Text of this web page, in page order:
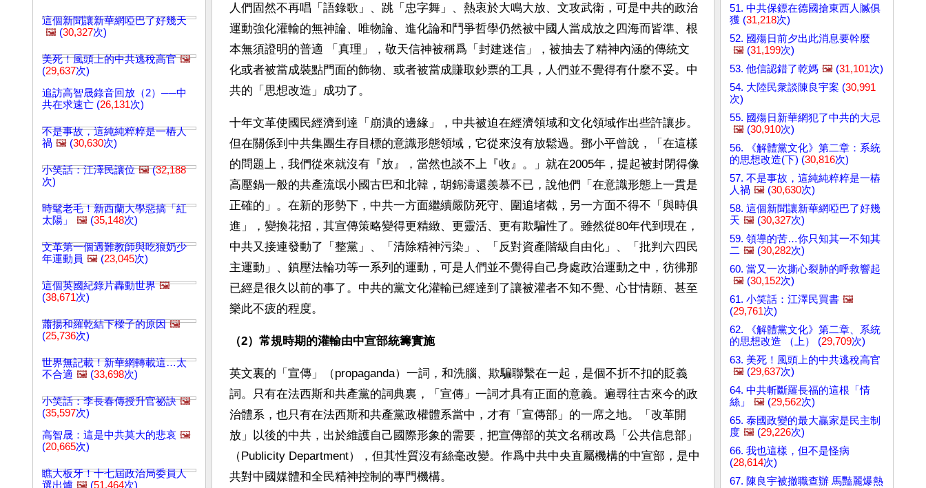
這個新聞讓新華網啞巴了好幾天
🖼️ (30,327次)
美死！風頭上的中共逃稅高官 🖼️
(29,637次)
追訪高智晟錄音回放（2）──中
共在求速亡 (26,131次)
不是事故，這純純粹粹是一樁人
禍 🖼️ (30,630次)
小笑話：江澤民讓位 🖼️(32,188
次)
時髦老毛！新西蘭大學惡搞「紅
太陽」
🖼️ (35,148次)
文革第一個遇難教師與吃狼奶少
年運動員 🖼️ (23,045次)
這個英國紀錄片轟動世界 🖼️
(38,671次)
蕭揚和羅乾結下樑子的原因 🖼️
(25,736次)
世界無記載！新華網轉載這…太
不合適 🖼️ (33,698次)
小笑話：李長春傳授升官祕訣 🖼️
(35,597次)
高智晟：這是中共莫大的悲哀 🖼️
(20,665次)
瞧大板牙！十七屆政治局委員人
選出爐 🖼️ (51,464次)
人們固然不再唱「語錄歌」、跳「忠字舞」、熱衷於大鳴大放、文攻武衛，可是中共的政治
運動強化灌輸的無神論、唯物論、進化論和鬥爭哲學仍然被中國人當成放之四海而皆準、根
本無須證明的普適 「真理」，敬天信神被稱爲「封建迷信」，被抽去了精神內涵的傳統文
化或者被當成裝點門面的飾物、或者被當成賺取鈔票的工具，人們並不覺得有什麼不妥。中
共的「思想改造」成功了。
十年文革使國民經濟到達「崩潰的邊緣」，中共被迫在經濟領域和文化領域作出些許讓步。
但在關係到中共集團生存目標的意識形態領域，它從來沒有放鬆過。鄧小平曾說，「在這樣
的問題上，我們從來就沒有『放』，當然也談不上『收』。」就在2005年，提起被封閉得像
高壓鍋一般的共產流氓小國古巴和北韓，胡錦濤還羨慕不已，說他們「在意識形態上一貫是
正確的」。在新的形勢下，中共一方面繼續嚴防死守、圍追堵截，另一方面不得不「與時俱
進」，變換花招，其宣傳策略變得更精緻、更靈活、更有欺騙性了。雖然從80年代到現在，
中共又接連發動了「整黨」、「清除精神污染」、「反對資產階級自由化」、「批判六四民
主運動」、鎮壓法輪功等一系列的運動，可是人們並不覺得自己身處政治運動之中，彷彿那
已經是很久以前的事了。中共的黨文化灌輸已經達到了讓被灌者不知不覺、心甘情願、甚至
樂此不疲的程度。
（2）常規時期的灌輸由中宣部統籌實施
英文裏的「宣傳」（propaganda）一詞，和洗腦、欺騙聯繫在一起，是個不折不扣的貶義
詞。只有在法西斯和共產黨的詞典裏，「宣傳」一詞才具有正面的意義。遍尋往古來今的政
治體系，也只有在法西斯和共產黨政權體系當中，才有「宣傳部」的一席之地。「改革開
放」以後的中共，出於維護自己國際形象的需要，把宣傳部的英文名稱改爲「公共信息部」
（Publicity Department），但其性質沒有絲毫改變。作爲中共中央直屬機構的中宣部，是中
共對中國媒體和全民精神控制的專門機構。
51. 中共保鏢在德國搶東西人贓俱
獲 (31,218次)
52. 國殤日前夕出此消息要幹麼
🖼️ (31,199次)
53. 他信認錯了乾媽 🖼️ (31,101次)
54. 大陸民衆談陳良宇案 (30,991
次)
55. 國殤日新華網犯了中共的大忌
🖼️ (30,910次)
56. 《解體黨文化》第二章：系統
的思想改造(下) (30,816次)
57. 不是事故，這純純粹粹是一樁
人禍 🖼️ (30,630次)
58. 這個新聞讓新華網啞巴了好幾
天 🖼️ (30,327次)
59. 領導的苦…你只知其一不知其
二 🖼️ (30,282次)
60. 當又一次撕心裂肺的呼救響起
🖼️ (30,152次)
61. 小笑話：江澤民買書 🖼️
(29,761次)
62. 《解體黨文化》第二章、系統
的思想改造 （上） (29,709次)
63. 美死！風頭上的中共逃稅高官
🖼️ (29,637次)
64. 中共斬斷羅長福的這根「情
絲」
🖼️ (29,562次)
65. 泰國政變的最大贏家是民主制
度 🖼️ (29,226次)
66. 我也這樣，但不是怪病
(28,614次)
67. 陳良宇被撤職查辦 馬豔麗爆熱